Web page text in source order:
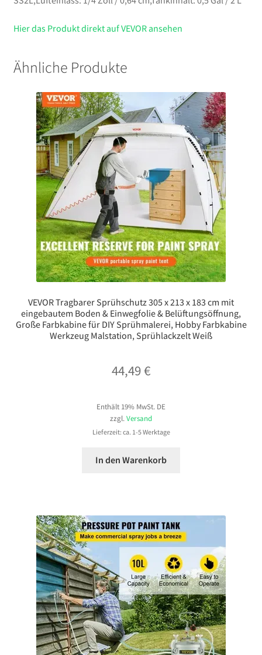
Hier das Produkt direkt auf VEVOR ansehen
Ähnliche Produkte
VEVOR Tragbarer Sprühschutz 305 x 213 x 183 cm mit
eingebautem Boden & Einwegfolie & Belüftungsöffnung,
Große Farbkabine für DIY Sprühmalerei, Hobby Farbkabine
Werkzeug Malstation, Sprühlackzelt Weiß
44,49€
Enthält 19% MwSt. DE
zzgl. Versand
Lieferzeit: ca. 1-5 Werktage
In den Warenkorb